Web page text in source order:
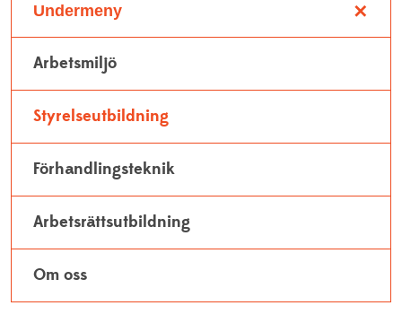
Undermeny ✕
Arbetsmiljö
Styrelseutbildning
Förhandlingsteknik
Arbetsrättsutbildning
Om oss